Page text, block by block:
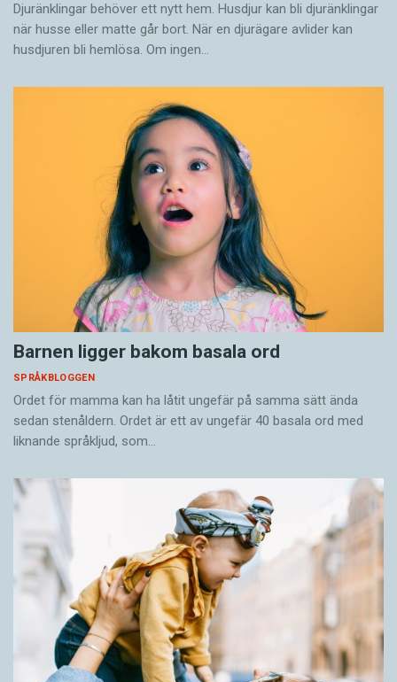
Djuränklingar behöver ett nytt hem. Husdjur kan bli djuränklingar
när husse eller matte går bort. När en djurägare avlider kan
husdjuren bli hemlösa. Om ingen…
Barnen ligger bakom basala ord
SPRÅKBLOGGEN
Ordet för mamma kan ha låtit ungefär på samma sätt ända
sedan stenåldern. Ordet är ett av ungefär 40 basala ord med
liknande språkljud, som…